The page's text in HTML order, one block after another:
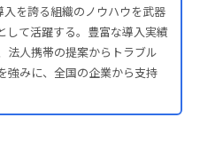
入を誇る組織のノウハウを武器
して活躍する。豊富な導入実績
法人携帯の提案からトラブル
強みに、全国の企業から支持